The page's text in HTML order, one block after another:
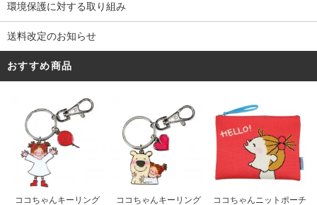
環境保護に対する取り組み
送料改定のお知らせ
おすすめ商品
ココちゃんキーリング
ココちゃんキーリング
ココちゃんニットポーチ